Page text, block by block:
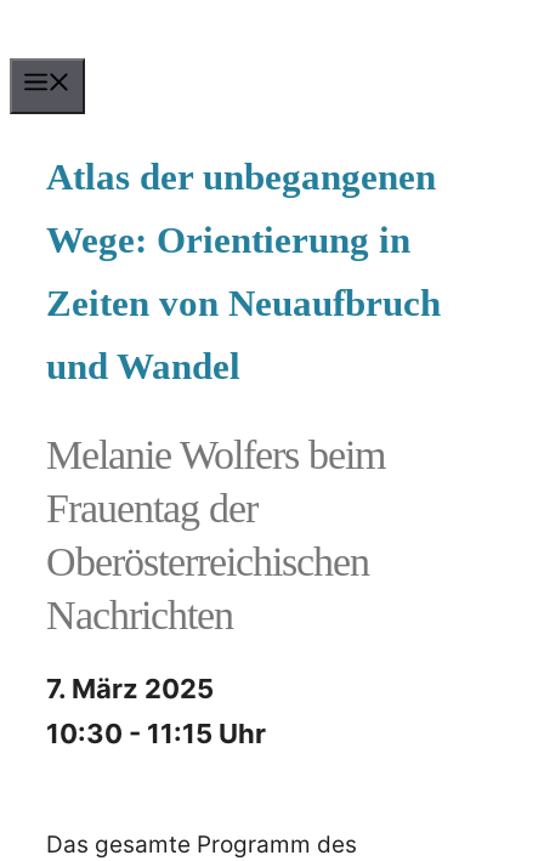
Inhalt
springen
Atlas der unbegangenen
Wege: Orientierung in
Zeiten von Neuaufbruch
und Wandel
Melanie Wolfers beim
Frauentag der
Oberösterreichischen
Nachrichten
7. März 2025
10:30 - 11:15 Uhr
Das gesamte Programm des